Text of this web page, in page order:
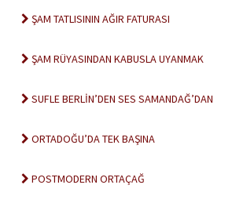
ŞAM TATLISININ AĞIR FATURASI
ŞAM RÜYASINDAN KABUSLA UYANMAK
SUFLE BERLİN’DEN SES SAMANDAĞ’DAN
ORTADOĞU’DA TEK BAŞINA
POSTMODERN ORTAÇAĞ